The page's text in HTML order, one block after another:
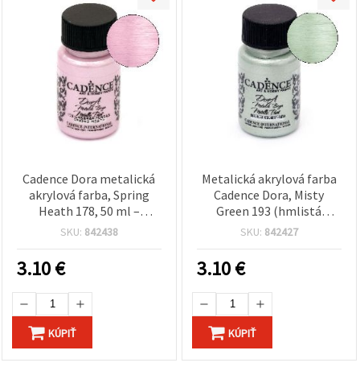
Nastavenia
Cadence Dora metalická
akrylová farba, Spring
Heath 178, 50 ml –
trblietavý finiš, vhodná na
plátno, drevo, papier,
SKU: 842438
3.10€
KÚPIŤ
Metalická akrylová farba
Cadence Dora, Misty
Green 193 (hmlistá
zelená), 50 ml – trblietavý
dekorácie a hobby
projekty
SKU: 842427
3.10€
KÚPIŤ